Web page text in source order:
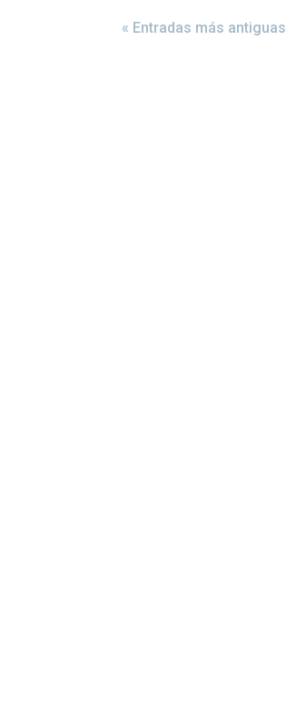
« Entradas más antiguas